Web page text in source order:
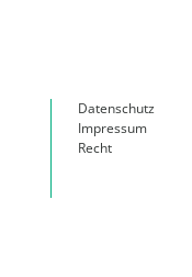
Datenschutz
Impressum
Recht